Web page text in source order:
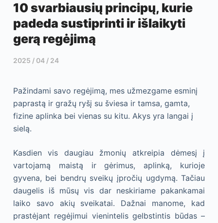
10 svarbiausių principų, kurie
padeda sustiprinti ir išlaikyti
gerą regėjimą
2025 / 04 / 24
Pažindami savo regėjimą, mes užmezgame esminį
paprastą ir gražų ryšį su šviesa ir tamsa, gamta,
fizine aplinka bei vienas su kitu. Akys yra langai į
sielą.
Kasdien vis daugiau žmonių atkreipia dėmesį į
vartojamą maistą ir gėrimus, aplinką, kurioje
gyvena, bei bendrų sveikų įpročių ugdymą. Tačiau
daugelis iš mūsų vis dar neskiriame pakankamai
laiko savo akių sveikatai. Dažnai manome, kad
prastėjant regėjimui vienintelis gelbstintis būdas –